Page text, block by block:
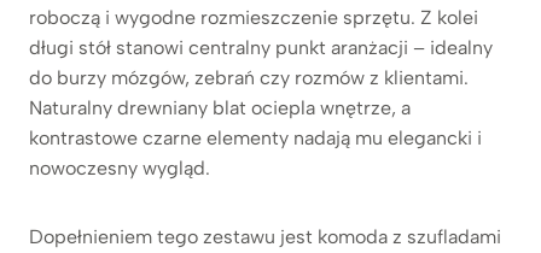
roboczą i wygodne rozmieszczenie sprzętu. Z kolei
długi stół stanowi centralny punkt aranżacji – idealny
do burzy mózgów, zebrań czy rozmów z klientami.
Naturalny drewniany blat ociepla wnętrze, a
kontrastowe czarne elementy nadają mu elegancki i
nowoczesny wygląd.
Dopełnieniem tego zestawu jest komoda z szufladami